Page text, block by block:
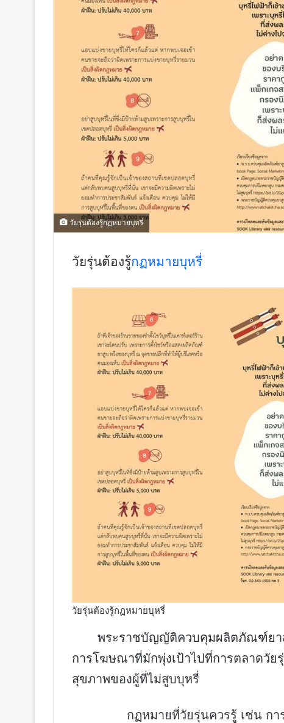
วัยรุ่นต้องรู้กฏหมายบุหรี่
วัยรุ่นต้องรู้กฏหมายบุหรี่
วัยรุ่นต้องรู้กฏหมายบุหรี่
พระราชบัญญัติควบคุมผลิตภัณฑ์ยาสู
การโฆษณาที่มักพุ่งเป้าไปที่การตลาดวัย
สุขภาพของผู้ที่ไม่สูบบุหรี่
กฏหมายที่วัยรุ่นควรรู้ เช่น การตั้